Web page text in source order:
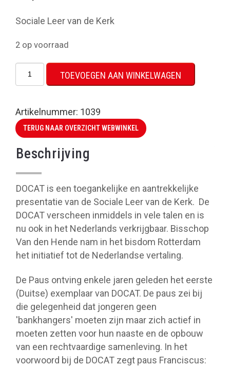
Sociale Leer van de Kerk
2 op voorraad
aantal
TOEVOEGEN AAN WINKELWAGEN
Artikelnummer: 1039
TERUG NAAR OVERZICHT WEBWINKEL
Beschrijving
DOCAT is een toegankelijke en aantrekkelijke
presentatie van de Sociale Leer van de Kerk. De
DOCAT verscheen inmiddels in vele talen en is
nu ook in het Nederlands verkrijgbaar. Bisschop
Van den Hende nam in het bisdom Rotterdam
het initiatief tot de Nederlandse vertaling.
De Paus ontving enkele jaren geleden het eerste
(Duitse) exemplaar van DOCAT. De paus zei bij
die gelegenheid dat jongeren geen
'bankhangers' moeten zijn maar zich actief in
moeten zetten voor hun naaste en de opbouw
van een rechtvaardige samenleving. In het
voorwoord bij de DOCAT zegt paus Franciscus: